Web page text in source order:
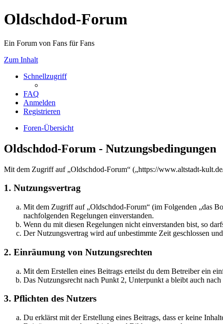
Oldschdod-Forum
Ein Forum von Fans für Fans
Zum Inhalt
Schnellzugriff
FAQ
Anmelden
Registrieren
Foren-Übersicht
Oldschdod-Forum - Nutzungsbedingungen
Mit dem Zugriff auf „Oldschdod-Forum“ („https://www.altstadt-
1. Nutzungsvertrag
Mit dem Zugriff auf „Oldschdod-Forum“ (im Folgenden „das
nachfolgenden Regelungen einverstanden.
Wenn du mit diesen Regelungen nicht einverstanden bist, so
Der Nutzungsvertrag wird auf unbestimmte Zeit geschlossen
2. Einräumung von Nutzungsrechten
Mit dem Erstellen eines Beitrags erteilst du dem Betreiber ein
Das Nutzungsrecht nach Punkt 2, Unterpunkt a bleibt auch
3. Pflichten des Nutzers
Du erklärst mit der Erstellung eines Beitrags, dass er keine